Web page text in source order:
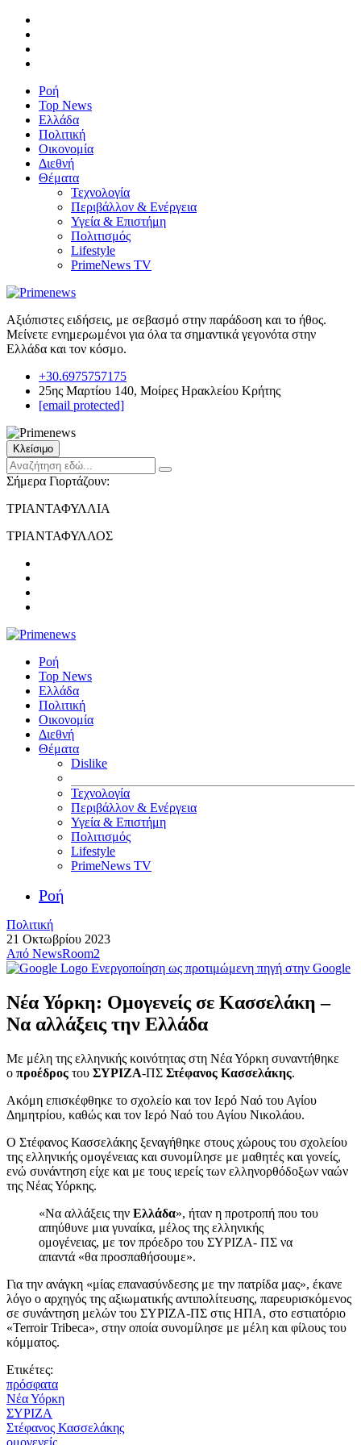
Ροή
Top News
Ελλάδα
Πολιτική
Οικονομία
Διεθνή
Θέματα
Τεχνολογία
Περιβάλλον & Ενέργεια
Υγεία & Επιστήμη
Πολιτισμός
Lifestyle
PrimeNews TV
Αξιόπιστες ειδήσεις, με σεβασμό στην παράδοση και το ήθος.
Μείνετε ενημερωμένοι για όλα τα σημαντικά γεγονότα στην
Ελλάδα και τον κόσμο.
+30.6975757175
25ης Μαρτίου 140, Μοίρες Ηρακλείου Κρήτης
[email protected]
Κλείσιμο
Σήμερα Γιορτάζουν:
ΤΡΙΑΝΤΑΦΥΛΛΙΑ
ΤΡΙΑΝΤΑΦΥΛΛΟΣ
Ροή
Top News
Ελλάδα
Πολιτική
Οικονομία
Διεθνή
Θέματα
Dislike
Τεχνολογία
Περιβάλλον & Ενέργεια
Υγεία & Επιστήμη
Πολιτισμός
Lifestyle
PrimeNews TV
Ροή
Πολιτική
21 Οκτωβρίου 2023
Από NewsRoom2
Ενεργοποίηση ως προτιμώμενη πηγή στην Google
Νέα Υόρκη: Ομογενείς σε Κασσελάκη –
Να αλλάξεις την Ελλάδα
Με μέλη της ελληνικής κοινότητας στη Νέα Υόρκη συναντήθηκε
ο προέδρος του ΣΥΡΙΖΑ-ΠΣ Στέφανος Κασσελάκης.
Ακόμη επισκέφθηκε το σχολείο και τον Ιερό Ναό του Αγίου
Δημητρίου, καθώς και τον Ιερό Ναό του Αγίου Νικολάου.
Ο Στέφανος Κασσελάκης ξεναγήθηκε στους χώρους του σχολείου
της ελληνικής ομογένειας και συνομίλησε με μαθητές και γονείς,
ενώ συνάντηση είχε και με τους ιερείς των ελληνορθόδοξων ναών
της Νέας Υόρκης.
«Να αλλάξεις την Ελλάδα», ήταν η προτροπή που του
απηύθυνε μια γυναίκα, μέλος της ελληνικής
ομογένειας, με τον πρόεδρο του ΣΥΡΙΖΑ- ΠΣ να
απαντά «θα προσπαθήσουμε».
Για την ανάγκη «μίας επανασύνδεσης με την πατρίδα μας», έκανε
λόγο ο αρχηγός της αξιωματικής αντιπολίτευσης, παρευρισκόμενος
σε συνάντηση μελών του ΣΥΡΙΖΑ-ΠΣ στις ΗΠΑ, στο εστιατόριο
«Terroir Tribeca», στην οποία συνομίλησε με μέλη και φίλους του
κόμματος.
Ετικέτες:
πρόσφατα
Νέα Υόρκη
ΣΥΡΙΖΑ
Στέφανος Κασσελάκης
ομογενείς